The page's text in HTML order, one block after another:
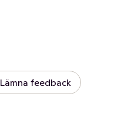
Lämna feedback